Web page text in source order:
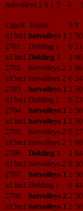
hotvolleys 2 6 1 5 4 :
Liga/# Teams S P
u13m1 hotvolleys 1 2 50
2701
Döbling 1 0 21
u13m1 Döbling 1 2 66
2702
hotvolleys 2 1 66
u13m1 hotvolleys 2 0 24
2703
hotvolleys 1 2 50
u13m1 Döbling 1 0 23
2704
hotvolleys 1 2 50
u13m1 hotvolleys 1 2 50
2705
hotvolleys 2 0 27
u13m1 hotvolleys 2 1 60
2706
Döbling 1 2 64
u13m1 hotvolleys 2 0 30
2707
hotvolleys 1 2 50
u13m1 Döbling 1 0 44
2708
hotvolleys 2 2 50
u13m1 hotvolleys 1 2 50